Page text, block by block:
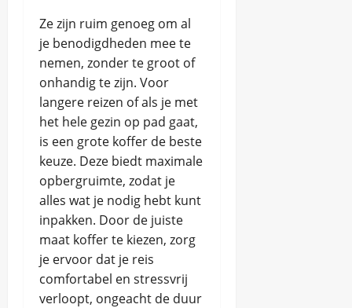
Ze zijn ruim genoeg om al
je benodigdheden mee te
nemen, zonder te groot of
onhandig te zijn. Voor
langere reizen of als je met
het hele gezin op pad gaat,
is een grote koffer de beste
keuze. Deze biedt maximale
opbergruimte, zodat je
alles wat je nodig hebt kunt
inpakken. Door de juiste
maat koffer te kiezen, zorg
je ervoor dat je reis
comfortabel en stressvrij
verloopt, ongeacht de duur